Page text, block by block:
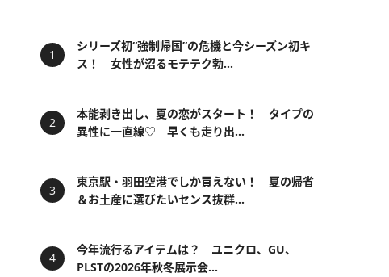
シリーズ初“強制帰国”の危機と今シーズン初キ
ス！ 女性が沼るモテテク勃...
本能剥き出し、夏の恋がスタート！ タイプの
異性に一直線♡ 早くも走り出...
東京駅・羽田空港でしか買えない！ 夏の帰省
＆お土産に選びたいセンス抜群...
今年流行るアイテムは？ ユニクロ、GU、
PLSTの2026年秋冬展示会...